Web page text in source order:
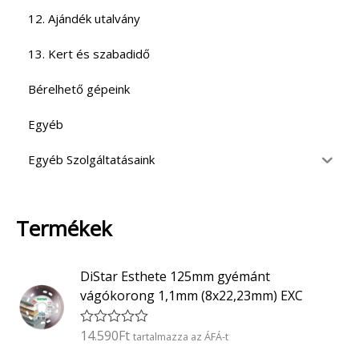
12. Ajándék utalvány
13. Kert és szabadidő
Bérelhető gépeink
Egyéb
Egyéb Szolgáltatásaink
Termékek
DiStar Esthete 125mm gyémánt
vágókorong 1,1mm (8x22,23mm) EXC
É14.590Ft tartalmazza az ÁFÁ-t